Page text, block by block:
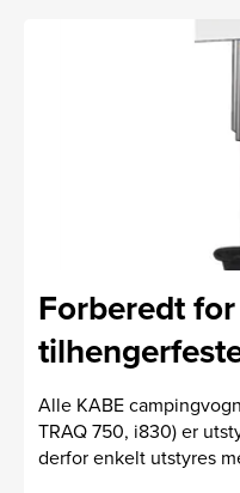
Forberedt
Alle KABE
TRAQ 750, i830) er
derfor enkelt utstyres